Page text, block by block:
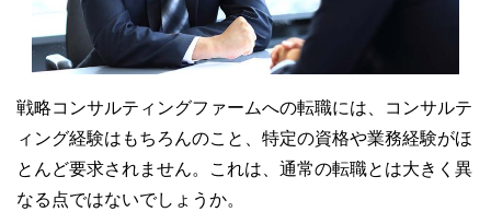
戦略コンサルティングファームへの転職には、コンサルテ
ィング経験はもちろんのこと、特定の資格や業務経験がほ
とんど要求されません。これは、通常の転職とは大きく異
なる点ではないでしょうか。